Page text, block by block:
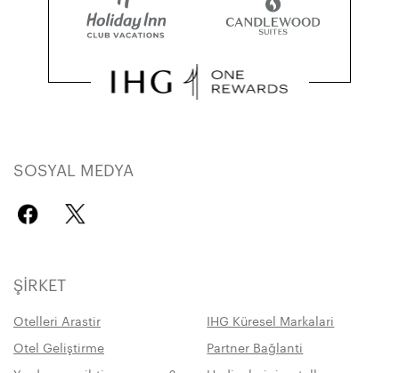
SOSYAL MEDYA
ŞIRKET
Otelleri Arastir
IHG Küresel Markalari
Otel Geliştirme
Partner Bağlanti